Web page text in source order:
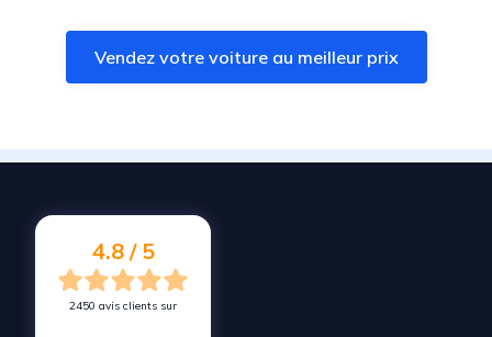
Vendez votre voiture àCernay
Vendez votre voiture àWittelsheim
Vendez votre voiture à
Vendez votre voiture au meilleur prix
4.8 / 5
2450 avis clients sur